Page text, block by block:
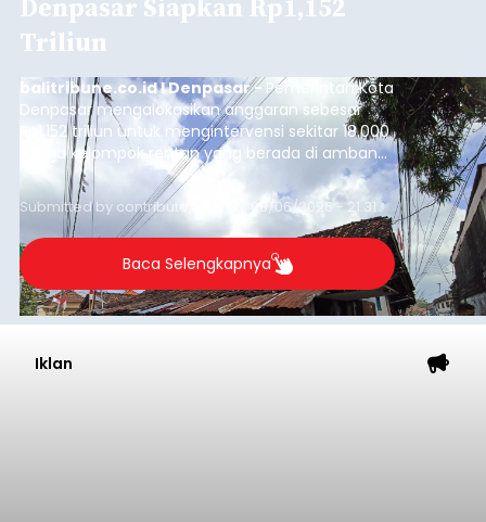
Denpasar Siapkan Rp1,152
Triliun
balitribune.co.id I Denpasar - Pemerintah Kota
Denpasar mengalokasikan anggaran sebesar
Rp1,152 triliun untuk mengintervensi sekitar 18.000
warga kelompok rentan yang berada di ambang
garis kemiskinan. Langkah strategis ini diambil
guna menjaga masyarakat yang berada pada
kelompok desil 5 dan 6 tersebut agar tidak
merosot ke kategori miskin.
Submitted by contributor Thu, 08/06/2026 - 21:31
Baca Selengkapnya
Iklan